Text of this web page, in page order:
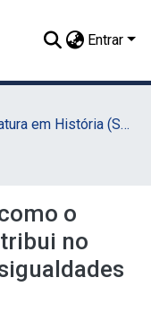
Entrar
Licenciatura em História (Sede)
o
no